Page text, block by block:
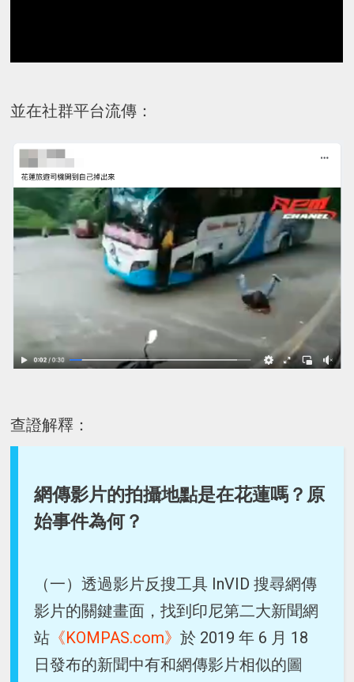
並在社群平台流傳：
查證解釋：
網傳影片的拍攝地點是在花蓮嗎？原
始事件為何？
（一）透過影片反搜工具 InVID 搜尋網傳
影片的關鍵畫面，找到印尼第二大新聞網
站 《KOMPAS.com》於 2019 年 6 月 18
日發布的新聞中有和網傳影片相似的圖